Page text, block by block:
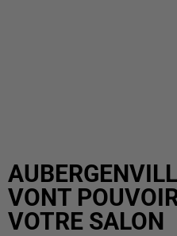
VONT
VOTRE SALON